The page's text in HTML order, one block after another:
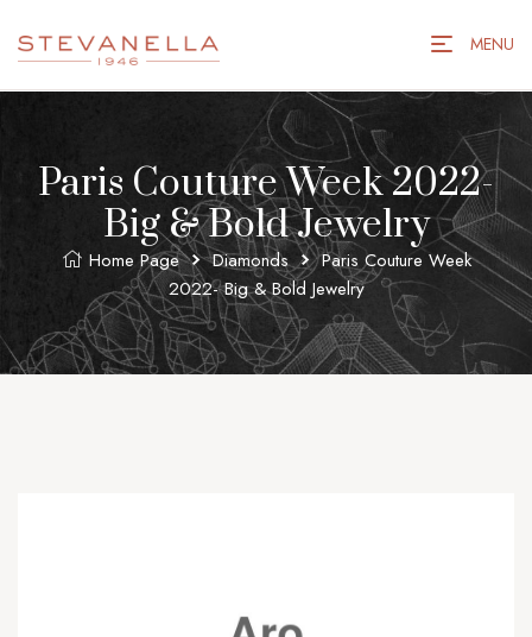
MENU
Paris Couture Week 2022-
Big & Bold Jewelry
Home Page Diamonds
Paris Couture Week
2022- Big & Bold Jewelry